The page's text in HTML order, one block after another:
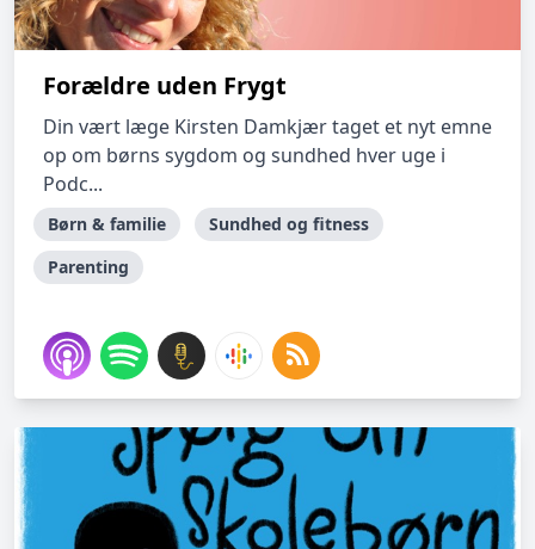
Forældre uden Frygt
Din vært læge Kirsten Damkjær taget et nyt emne
op om børns sygdom og sundhed hver uge i
Podc...
Børn & familie
Sundhed og fitness
Parenting